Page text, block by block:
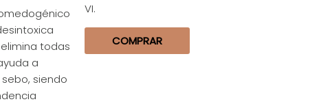
todas
a
siendo
VI.
COMPRAR